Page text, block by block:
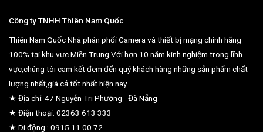
Công ty TNHH Thiên Nam Quốc
Thiên Nam Quốc Nhà phân phối Camera và thiết bị mạng chính hãng
100% tại khu vực Miền Trung.Với hơn 10 năm kinh nghiệm trong lĩnh
vực,chúng tôi cam kết đem đến quý khách hàng những sản phẩm chất
lượng nhất,giá cả tốt nhất hiện nay.
★ Địa chỉ: 47 Nguyễn Tri Phương - Đà Nẵng
★ Điện thoại: 02363 613 333
★ Di động : 0915 11 00 72